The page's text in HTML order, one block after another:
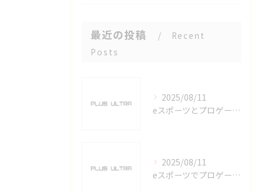
最近の投稿
Recent
Posts
2025/08/11
eスポーツとプロゲーマーを六番町駅で目指すための実践ガイド
2025/08/11
eスポーツでプロゲーマーを目指す愛知県名古屋市の最新キャリアガイド